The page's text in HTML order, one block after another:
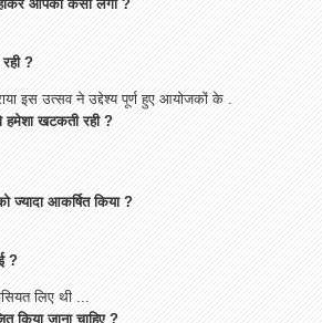
होकर आपको कैसा लगा ?
?
इस उत्सव ने उद्देश्य पूर्ण हुए आयोजकों के .
हमेशा खटकती रही ?
ज्यादा आकर्षित किया ?
?
लिए थी ...
किया जाना चाहिए ?